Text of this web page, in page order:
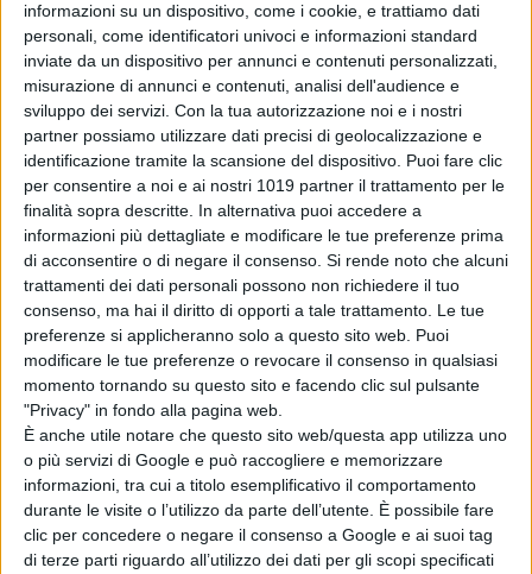
informazioni su un dispositivo, come i cookie, e trattiamo dati
personali, come identificatori univoci e informazioni standard
inviate da un dispositivo per annunci e contenuti personalizzati,
misurazione di annunci e contenuti, analisi dell'audience e
sviluppo dei servizi. Con la tua autorizzazione noi e i nostri
partner possiamo utilizzare dati precisi di geolocalizzazione e
identificazione tramite la scansione del dispositivo. Puoi fare clic
per consentire a noi e ai nostri 1019 partner il trattamento per le
finalità sopra descritte. In alternativa puoi accedere a
informazioni più dettagliate e modificare le tue preferenze prima
di acconsentire o di negare il consenso. Si rende noto che alcuni
trattamenti dei dati personali possono non richiedere il tuo
consenso, ma hai il diritto di opporti a tale trattamento. Le tue
preferenze si applicheranno solo a questo sito web. Puoi
modificare le tue preferenze o revocare il consenso in qualsiasi
momento tornando su questo sito e facendo clic sul pulsante
"Privacy" in fondo alla pagina web.
È anche utile notare che questo sito web/questa app utilizza uno
o più servizi di Google e può raccogliere e memorizzare
informazioni, tra cui a titolo esemplificativo il comportamento
durante le visite o l’utilizzo da parte dell’utente. È possibile fare
clic per concedere o negare il consenso a Google e ai suoi tag
di terze parti riguardo all’utilizzo dei dati per gli scopi specificati
Zero: il re dei
mostri torna nel
teaser trailer
italiano
di La Redazione
Chi siamoContattiPrivacy PolicyCookie Policy
Emanuela Giuliani CFGLNMNL77T43L639Disclaimer